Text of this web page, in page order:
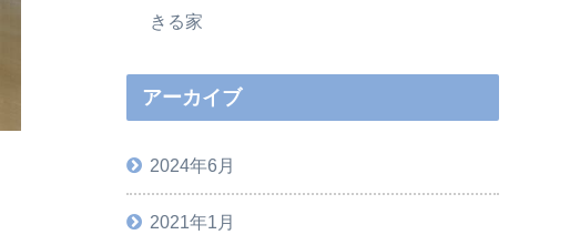
きる家
アーカイブ
2024年6月
2021年1月